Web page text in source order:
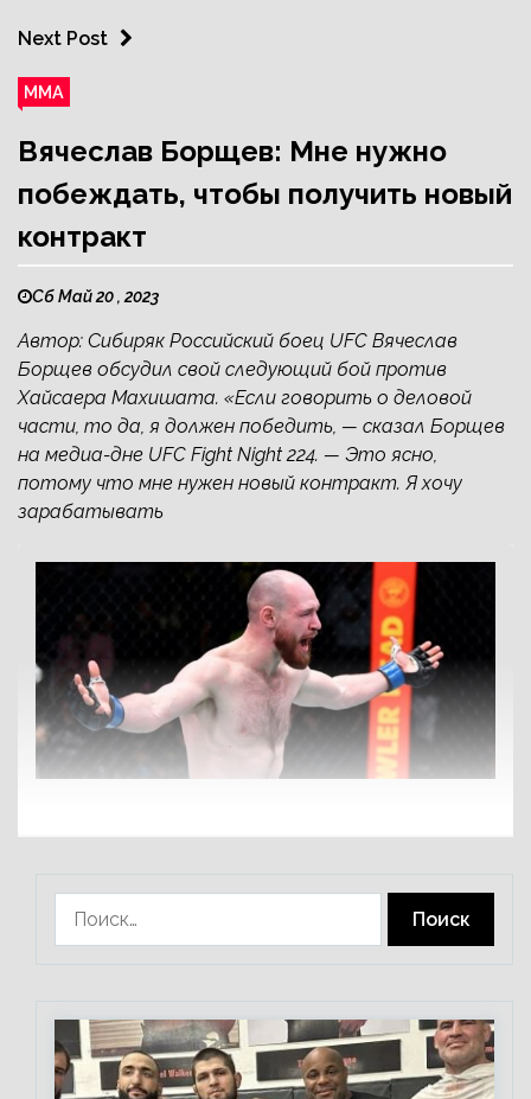
Next Post
ММА
Вячеслав Борщев: Мне нужно
побеждать, чтобы получить новый
контракт
Сб Май 20 , 2023
Автор: Сибиряк Российский боец UFC Вячеслав
Борщев обсудил свой следующий бой против
Хайсаера Махишата. «Если говорить о деловой
части, то да, я должен победить, — сказал Борщев
на медиа-дне UFC Fight Night 224. — Это ясно,
потому что мне нужен новый контракт. Я хочу
зарабатывать